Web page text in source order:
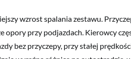
wzrost spalania zestawu.
opory przy podjazdach. Kierowcy
bez przyczepy, przy stałej